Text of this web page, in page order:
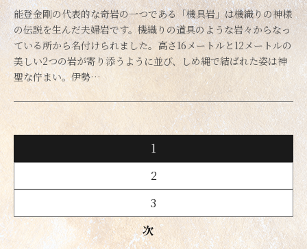
能登金剛の代表的な奇岩の一つである「機具岩」は機織りの神様
の伝説を生んだ夫婦岩です。機織りの道具のような岩々からなっ
ている所から名付けられました。高さ16メートルと12メートルの
美しい2つの岩が寄り添うように並び、しめ縄で結ばれた姿は神
聖な佇まい。伊勢…
1
2
3
次